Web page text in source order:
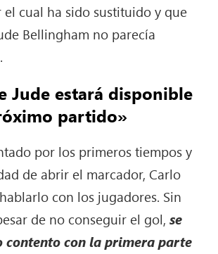
cual ha sido sustituido y que
Bellingham no parecía
Jude estará disponible
partido»
por los primeros tiempos y
de abrir el marcador, Carlo
con los jugadores. Sin
de no conseguir el gol,se
contento con la primera parte